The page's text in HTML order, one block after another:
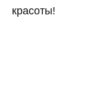
красоты!